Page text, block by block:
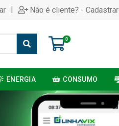
| Não é cliente? - Cadastrar
0
ENERGIA CONSUMO